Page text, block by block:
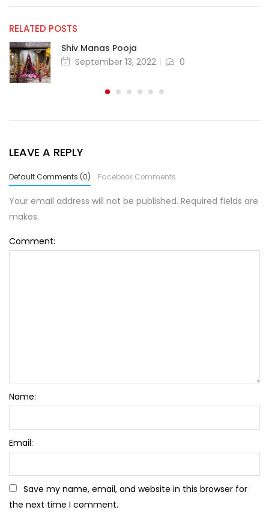
RELATED POSTS
Shiv Manas Pooja
September 13, 2022
0
LEAVE A REPLY
Default Comments (0) Facebook Comments
Your email address will not be published. Required fields are
makes.
Comment:
Name:
Email:
Save my name, email, and website in this browser for
the next time I comment.